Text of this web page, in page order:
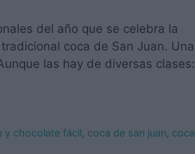
del año que se celebra la
coca de San Juan. Una
las hay de diversas clases:
y chocolate fácil coca de san juan coca